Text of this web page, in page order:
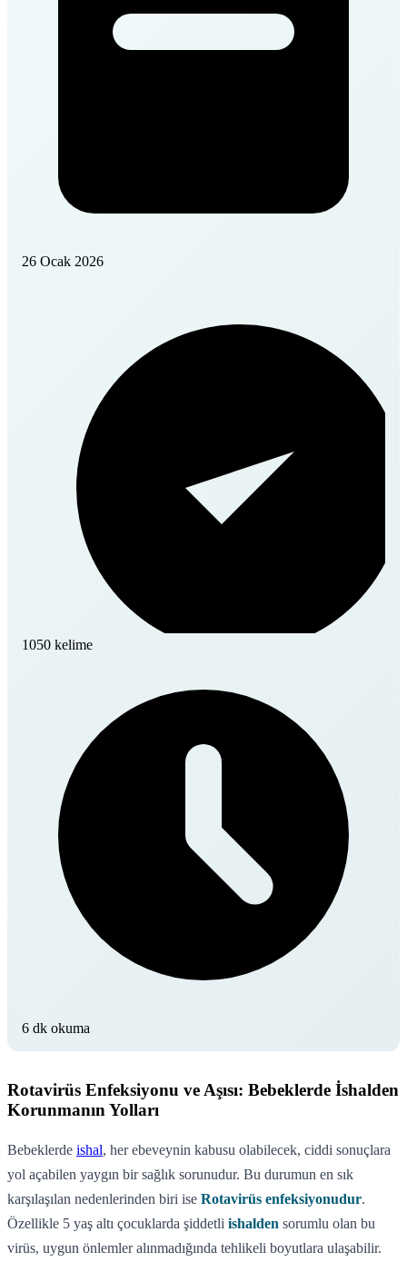
26 Ocak 2026
1050 kelime
6 dk okuma
Rotavirüs Enfeksiyonu ve Aşısı: Bebeklerde İshalden
Korunmanın Yolları
Bebeklerde ishal, her ebeveynin kabusu olabilecek, ciddi sonuçlara
yol açabilen yaygın bir sağlık sorunudur. Bu durumun en sık
karşılaşılan nedenlerinden biri ise Rotavirüs enfeksiyonudur.
Özellikle 5 yaş altı çocuklarda şiddetli ishalden sorumlu olan bu
virüs, uygun önlemler alınmadığında tehlikeli boyutlara ulaşabilir.